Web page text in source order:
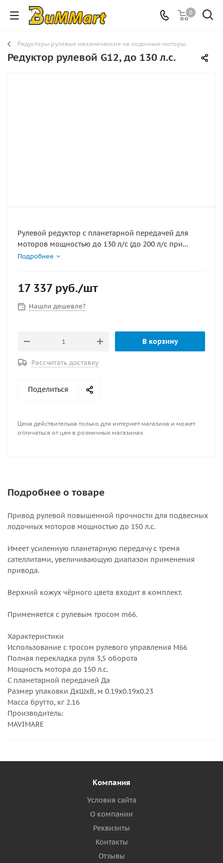
0
Редукторы рулевые механические на лодочные моторы
Редуктор рулевой G12, до 130 л.с.
Рулевой редуктор с планетарной передачей для
моторов мощностью до 130 л/с (до 200 л/с при
использовании на водоизмещающих судах).
тросами T02, M66, QC. Поставляется с комплектом
Подробнее
17 337 руб./шт
Нашли дешевле?
В корзину
Рассчитать доставку
Поделиться
Цена действительна только для интернет-магазина и может
отличаться от цен в розничных магазинах
Подробнее о товаре
Привод рулевой повышенной прочности для подвесных
лодочных моторов мощностью до 150 л.с.
Имеет усиленную планетарную передачу с тремя
сателлитами, увеличивающую диапазон применения
привода.
Верхний кожух чёрного цвета входит в комплект.
Применяется с рулевым тросом m66.
Характеристики
Использование с тросом рулевого управления M66
Полная перекладка руля 3,5 оборота
Мощность мотора до 150 л.с.
С планетарной передачей Да
Размер упаковки ДхШхВ, м 0.19x0.19x0.23
Масса брутто, кг 2.16
Производитель:
MAVIMARE
Компания
Условия сайта
О компании
Реквизиты
Контакты
Отзывы